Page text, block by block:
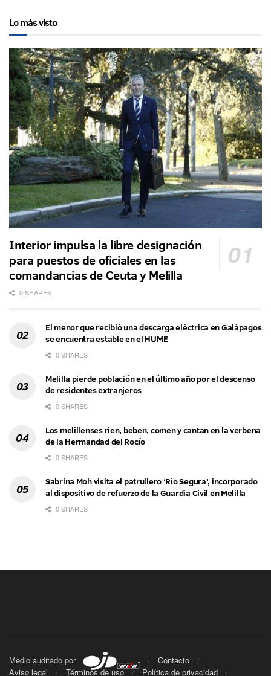
Lo más visto
Interior impulsa la libre designación
para puestos de oficiales en las
comandancias de Ceuta y Melilla
0 SHARES
El menor que recibió una descarga eléctrica en Galápagos
se encuentra estable en el HUME
0 SHARES
Melilla pierde población en el último año por el descenso
de residentes extranjeros
0 SHARES
Los melillenses ríen, beben, comen y cantan en la verbena
de la Hermandad del Rocío
0 SHARES
Sabrina Moh visita el patrullero ‘Río Segura’, incorporado
al dispositivo de refuerzo de la Guardia Civil en Melilla
0 SHARES
Medio auditado por
Contacto
Aviso legal
Términos de uso Política de privacidad